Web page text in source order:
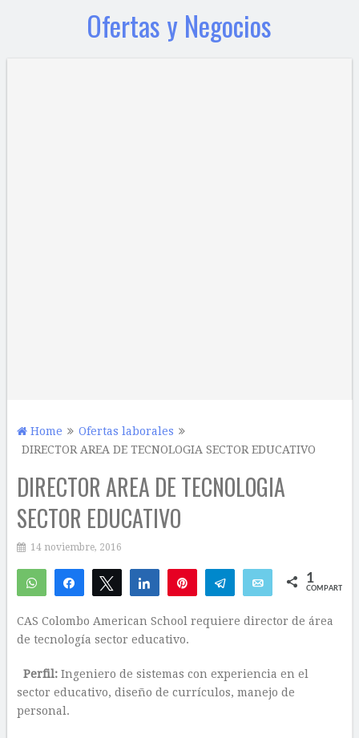
Ofertas y Negocios
Home
Ofertas laborales
DIRECTOR AREA DE TECNOLOGIA SECTOR EDUCATIVO
DIRECTOR AREA DE TECNOLOGIA
SECTOR EDUCATIVO
14 noviembre, 2016
WhatsAppCompartirTwittear Compartir Telegram Email 1
COMPARTIR
CAS Colombo American School requiere director de área
de tecnología sector educativo.
Perfil:Ingeniero de sistemas con experiencia en el
sector educativo, diseño de currículos, manejo de
personal.